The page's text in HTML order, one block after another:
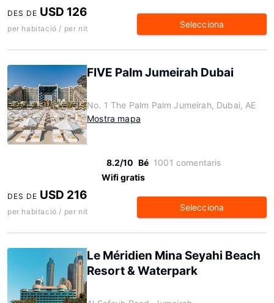
DES DE USD 126
per habitació / per nit Selecciona
FIVE Palm Jumeirah Dubai
No. 1 The Palm Palm Jumeirah, Dubai, AE
Mostra mapa
8.2/10 Bé 1001 comentaris
Wifi gratis
DES DE USD 216
per habitació / per nit Selecciona
Le Méridien Mina Seyahi Beach
Resort & Waterpark